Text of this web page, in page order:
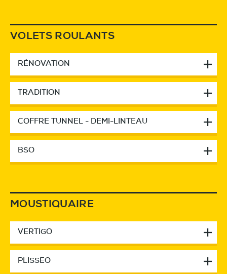
VOLETS ROULANTS
RÉNOVATION
TRADITION
COFFRE TUNNEL - DEMI-LINTEAU
BSO
MOUSTIQUAIRE
VERTIGO
PLISSEO